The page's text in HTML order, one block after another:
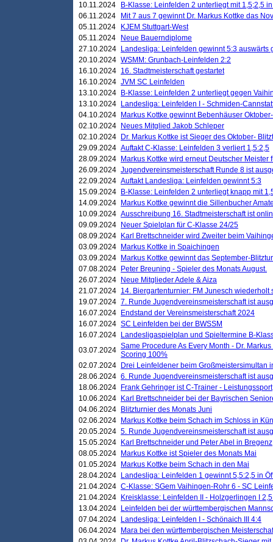
10.11.2024
B-Klasse: Leinfelden 2 unterliegt mit 1,5;2,5
06.11.2024
Mit 7 aus 7 gewinnt Dr. Markus Kottke das
05.11.2024
KJEM Stuttgart-West
05.11.2024
Neue Bauerndiplome
27.10.2024
Landesliga: Leinfelden gewinnt 5:3 auswärts
20.10.2024 WSMM: Grunbach-Leinfelden 2:2
16.10.2024 16. Stadtmeisterschaft gestartet
16.10.2024 JVM SC Leinfelden
13.10.2024
B-Klasse: Leinfelden 2 unterliegt gegen
13.10.2024
Landesliga: Leinfelden I - Schmiden-
04.10.2024
Markus Kottke gewinnt Bebenhäuser
02.10.2024
Neues Mitglied Jakob Schleper
02.10.2024
Dr. Markus Kottke ist Sieger des Oktober-
29.09.2024 Auftakt C-Klasse: Leinfelden 3 verliert 1,5:2,5
28.09.2024
Markus Kottke wird erneut Deutscher Meister
26.09.2024 Jugendvereinsmeisterschaft Runde 8 ist
22.09.2024 Auftakt Landesliga: Leinfelden gewinnt 5:3
15.09.2024
B-Klasse: Leinfelden 2 unterliegt knapp mit
14.09.2024
Markus Kottke gewinnt die Sillenbucher
10.09.2024 Ausschreibung 16. Stadtmeisterschaft ist
09.09.2024
Neuer Spielplan für C-Klasse 24/25
08.09.2024
Karl Brettschneider wird Zweiter beim
03.09.2024
Markus Kottke in Spaichingen
03.09.2024
Markus Kottke gewinnt das September-
07.08.2024
Peter Breuning - Spieler des Monats August.
26.07.2024
Neue Mitglieder Adele & Aiza
21.07.2024 14. Biergartenturnier: FM Junesch wiederholt
19.07.2024 7. Runde Jugendvereinsmeisterschaft ist
16.07.2024
Endstand der Vereinsmeisterschaft 2024
16.07.2024 SC Leinfelden bei der BWSSM
16.07.2024
Landesligaspielplan und Spieltermine B-
03.07.2024 Same Procedure As Every Month - Dr.
Scoring 100%
02.07.2024
Drei Leinfeldener beim Großmeistersimultan
28.06.2024 6. Runde Jugendvereinsmeisterschaft ist
18.06.2024
Frank Gehringer ist C-Trainer - Leistungssport
10.06.2024
Karl Brettschneider bei der Bayrischen
04.06.2024
Blitzturnier des Monats Juni
02.06.2024
Markus Kottke beim Schach im Schloss in
20.05.2024 5. Runde Jugendvereinsmeisterschaft ist
15.05.2024
Karl Brettschneider und Peter Abel in Bregenz
08.05.2024
Markus Kottke ist Spieler des Monats Mai
01.05.2024
Markus Kottke beim Schach in den Mai
28.04.2024
Landesliga: Leinfelden 1 gewinnt 5,5:2,5 in
21.04.2024 C-Klasse: SGem Vaihingen-Rohr 6 - SC
21.04.2024
Kreisklasse: Leinfelden II - Holzgerlingen I
13.04.2024
Leinfelden bei der württembergischen
07.04.2024
Landesliga: Leinfelden I - Schönaich III 4:4
06.04.2024
Mara bei den württembergischen